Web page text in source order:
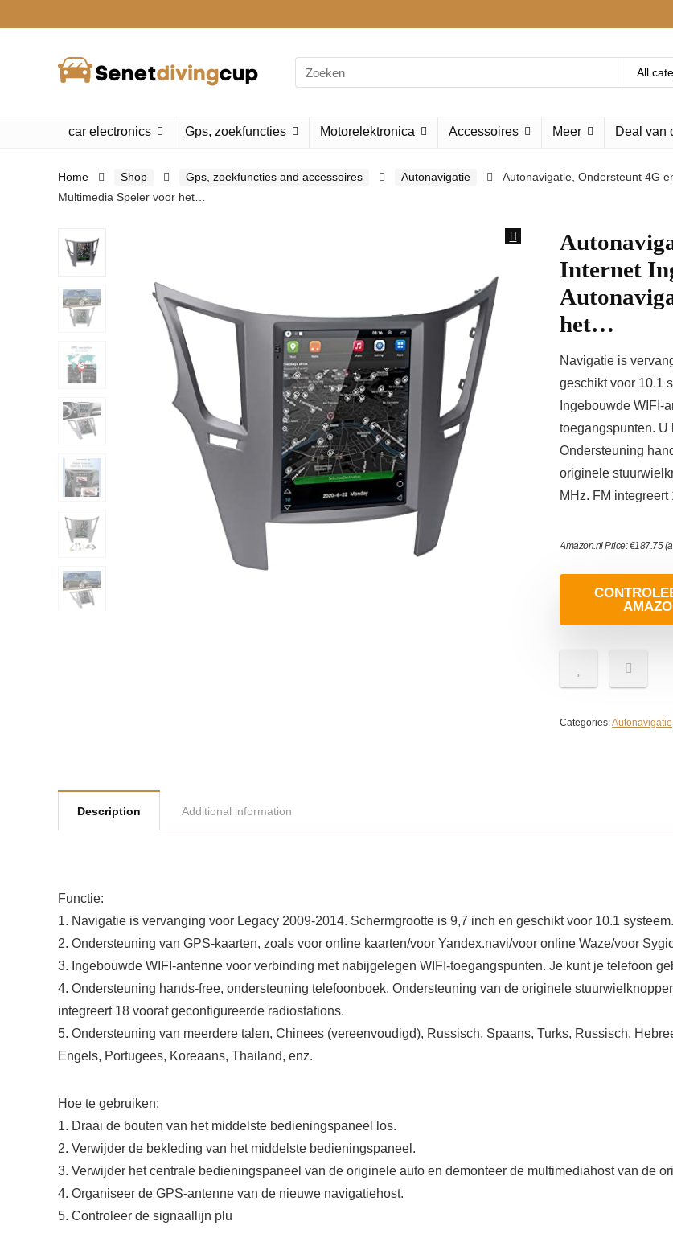
Search
for:
All
car electronics Gps, zoekfuncties Motorelektronica Accessoires Meer Deal van
Home Shop Gps, zoekfuncties and accessoires Autonavigatie
Autonavigatie, Ondersteunt 4G
Multimedia Speler voor het…
Internet
het…
Navigatie is
geschikt voor 10.1
Ingebouwde WIFI-
toegangspunten. U
Ondersteuning
originele
MHz. FM
Amazon.nl Price:€187.75
Categories:Autonavigatie
Description Additional information
Functie:
1. Navigatie is vervanging voor Legacy 2009-2014. Schermgrootte is 9,7 inch en geschikt voor 10.1 systeem.
2. Ondersteuning van GPS-kaarten, zoals voor online kaarten/voor Yandex.navi/voor online Waze/voor
3. Ingebouwde WIFI-antenne voor verbinding met nabijgelegen WIFI-toegangspunten. Je kunt je telefoon
4. Ondersteuning hands-free, ondersteuning telefoonboek. Ondersteuning van de originele
integreert 18 vooraf geconfigureerde radiostations.
5. Ondersteuning van meerdere talen, Chinees (vereenvoudigd), Russisch, Spaans, Turks, Russisch,
Engels, Portugees, Koreaans, Thailand, enz.
Hoe te gebruiken:
1. Draai de bouten van het middelste bedieningspaneel los.
2. Verwijder de bekleding van het middelste bedieningspaneel.
3. Verwijder het centrale bedieningspaneel van de originele auto en demonteer de multimediahost van de
4. Organiseer de GPS-antenne van de nieuwe navigatiehost.
5. Controleer de signaallijn plu